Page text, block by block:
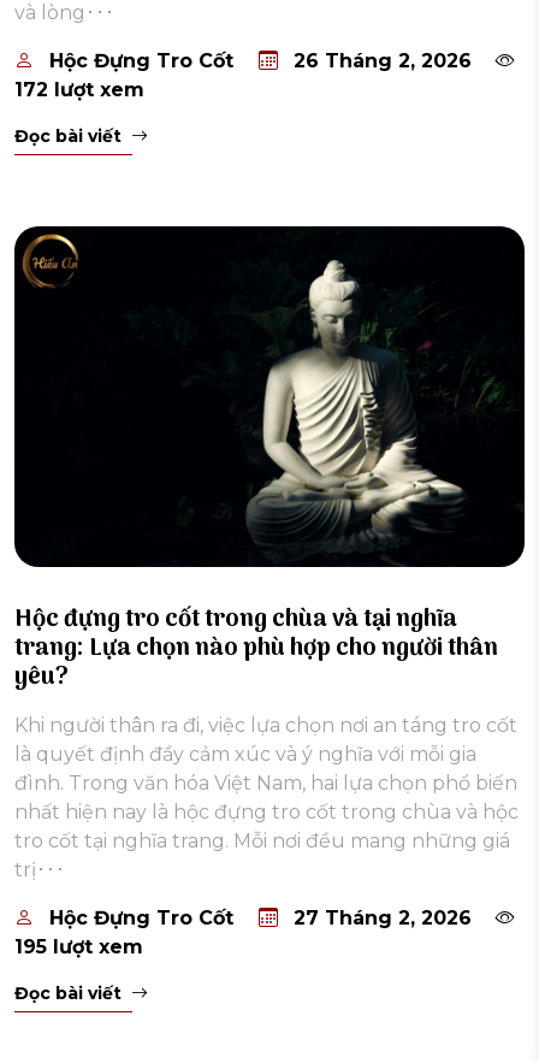
và lòng･･･
Hộc Đựng Tro Cốt
26 Tháng 2, 2026
172 lượt xem
Đọc bài viết
Hộc đựng tro cốt trong chùa và tại nghĩa
trang: Lựa chọn nào phù hợp cho người thân
yêu?
Khi người thân ra đi, việc lựa chọn nơi an táng tro cốt
là quyết định đầy cảm xúc và ý nghĩa với mỗi gia
đình. Trong văn hóa Việt Nam, hai lựa chọn phổ biến
nhất hiện nay là hộc đựng tro cốt trong chùa và hộc
tro cốt tại nghĩa trang. Mỗi nơi đều mang những giá
trị･･･
Hộc Đựng Tro Cốt
27 Tháng 2, 2026
195 lượt xem
Đọc bài viết